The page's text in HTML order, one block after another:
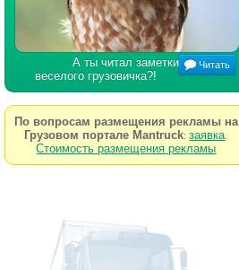
А ты читал заметки
веселого грузовичка?!
Читать
По вопросам размещения рекламы на
Грузовом портале Mantruck:заявка
Стоимость размещения рекламы